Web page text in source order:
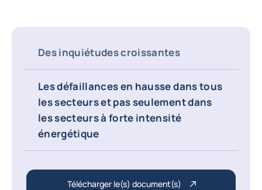
Des inquiétudes croissantes
Les défaillances en hausse dans tous
les secteurs et pas seulement dans
les secteurs à forte intensité
énergétique
Télécharger le(s) document(s)